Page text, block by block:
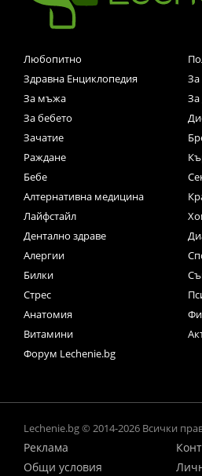
Любопитно
Здравна Енциклопедия
За
За мъжа
За
За бебето
Зачатие
Раждане
Бебе
Алтернативна медицина
Лайфстайл
Дентално здраве
Алергии
Билки
Стрес
Анатомия
Витамини
Форум Lechenie.bg
Lechenie.bg © 2014-2026 Всички
Реклама
Общи условия